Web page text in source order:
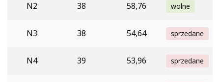
N2 38 58,76 wolne
N3 38 54,64 sprzedane
N4 39 53,96 sprzedane